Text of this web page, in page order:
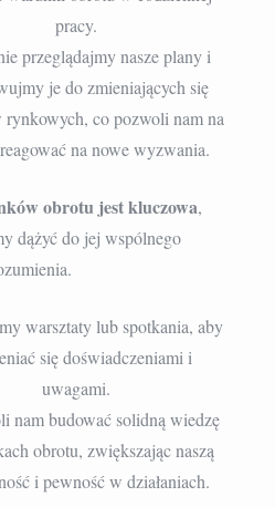
pracy.
przeglądajmy nasze plany i
je do zmieniających się
co pozwoli nam na
na nowe wyzwania.
obrotu jest kluczowa,
dążyć do jej wspólnego
warsztaty lub spotkania, aby
się doświadczeniami i
uwagami.
nam budować solidną wiedzę
obrotu, zwiększając naszą
i pewność w działaniach.